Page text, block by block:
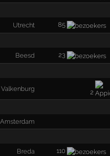
Utrecht 85
Beesd 23
Valkenburg 2
Amsterdam
Breda 110